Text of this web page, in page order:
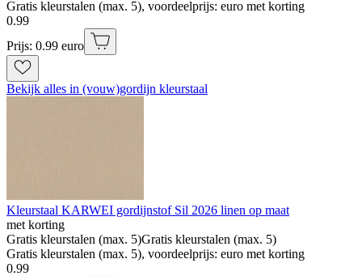
Gratis kleurstalen (max. 5), voordeelprijs: euro met korting
0.99
Prijs: 0.99 euro
Bekijk alles in (vouw)gordijn kleurstaal
Kleurstaal KARWEI gordijnstof Sil 2026 linen op maat
met korting
Gratis kleurstalen (max. 5)Gratis kleurstalen (max. 5)
Gratis kleurstalen (max. 5), voordeelprijs: euro met korting
0.99